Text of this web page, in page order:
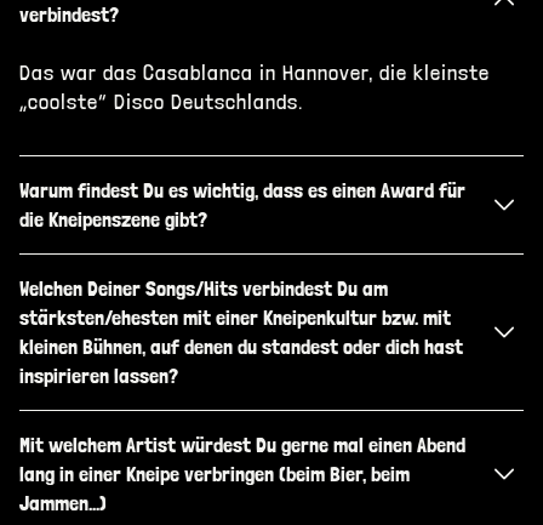
verbindest?
Das war das Casablanca in Hannover, die kleinste
„coolste“ Disco Deutschlands.
Warum findest Du es wichtig, dass es einen Award für
die Kneipenszene gibt?
Welchen Deiner Songs/Hits verbindest Du am
stärksten/ehesten mit einer Kneipenkultur bzw. mit
kleinen Bühnen, auf denen du standest oder dich hast
inspirieren lassen?
Mit welchem Artist würdest Du gerne mal einen Abend
lang in einer Kneipe verbringen (beim Bier, beim
Jammen…)